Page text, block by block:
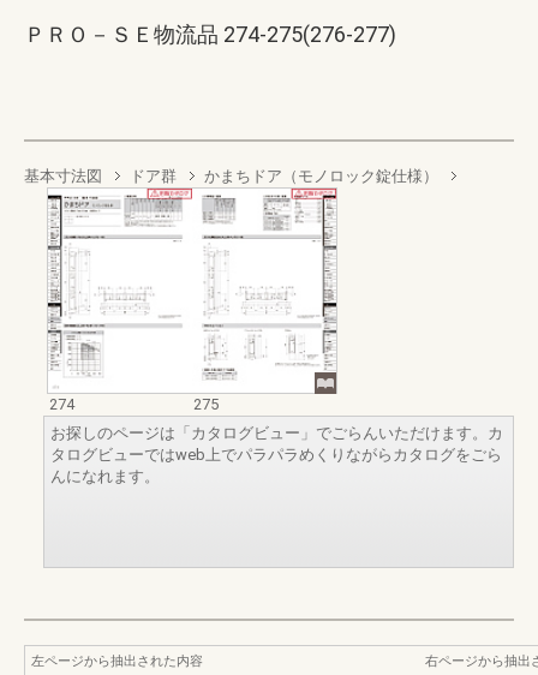
ＰＲＯ－ＳＥ物流品 274-275(276-277)
基本寸法図 ドア群 かまちドア（モノロック錠仕様）
274
275
お探しのページは「カタログビュー」でごらんいただけます。カ
タログビューではweb上でパラパラめくりながらカタログをごら
んになれます。
左ページから抽出された内容
右ページから抽出